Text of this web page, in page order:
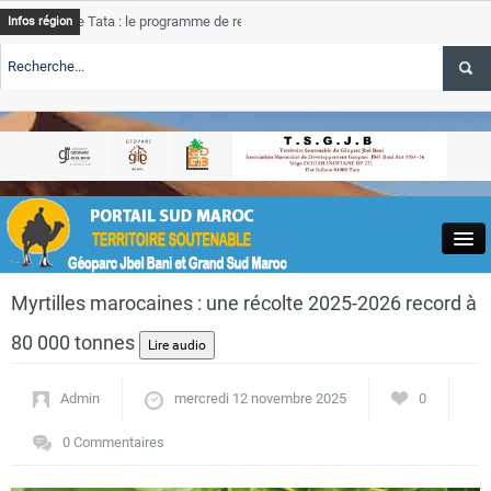
Close
Actualités
Infos région
Tata : le programme de rehabilitation post-inondations
TSGJB Tourisme : l’ONMT renforce l’aerien a Dakhla et
Tata
service
TSGJB Tourisme au Maroc : Transavia renforce les vols Paris-
Myrtilles marocaines : une récolte 2025-2026 record à
80 000 tonnes
Admin mercredi 12 novembre 2025 0
0 Commentaires